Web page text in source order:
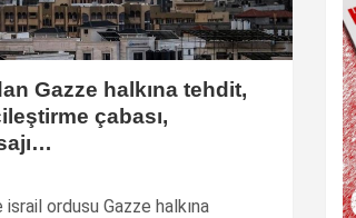
Gazze halkına tehdit,
çabası,
ordusu Gazze halkına